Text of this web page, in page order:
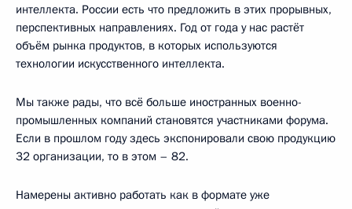
интеллекта. России есть что предложить в этих прорывных,
перспективных направлениях. Год от года у нас растёт
объём рынка продуктов, в которых используются
технологии искусственного интеллекта.
Мы также рады, что всё больше иностранных военно-
промышленных компаний становятся участниками форума.
Если в прошлом году здесь экспонировали свою продукцию
32 организации, то в этом – 82.
Намерены активно работать как в формате уже